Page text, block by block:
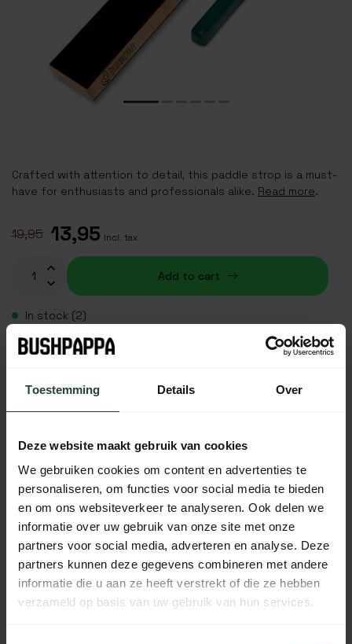
Toestemming Details Over
Deze website maakt gebruik van cookies
We gebruiken cookies om content en advertenties te
personaliseren, om functies voor social media te bieden
en om ons websiteverkeer te analyseren. Ook delen we
informatie over uw gebruik van onze site met onze
partners voor social media, adverteren en analyse. Deze
partners kunnen deze gegevens combineren met andere
informatie die u aan ze heeft verstrekt of die ze hebben
verzameld op basis van uw gebruik van hun services.
Crafted with attention to detail, this paddle strop is a must-
have for enthusiasts and professionals alike. Read more.
19,95 13,95 Incl. tax
Add to cart
In stock (2)
Free shipping from €90 (NL, BE & DE)
14-day cooling-off period with no-nonsense return policy
same day
Available every day from 10:00 to 20:00 via chat,
telephone or email
PRODUCT DESCRIPTION